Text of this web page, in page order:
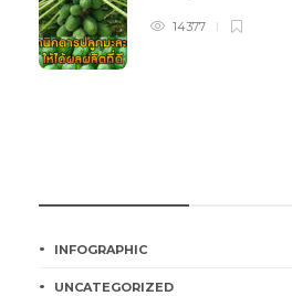
14377
INFOGRAPHIC
UNCATEGORIZED